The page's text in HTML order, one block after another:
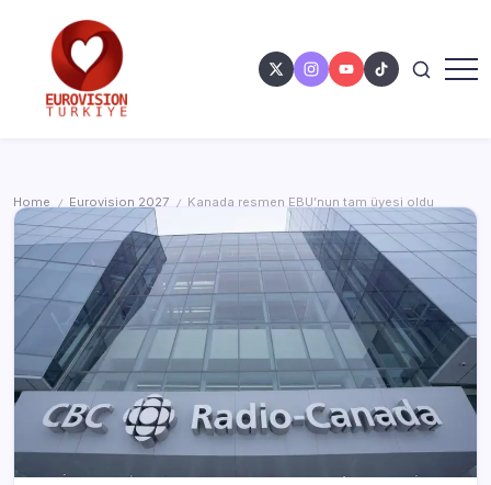
Home / Eurovision 2027 / Kanada resmen EBU’nun tam üyesi oldu